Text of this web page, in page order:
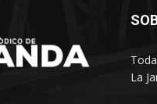
La